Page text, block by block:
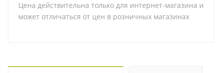
Цена действительна только для интернет-магазина и
может отличаться от цен в розничных магазинах